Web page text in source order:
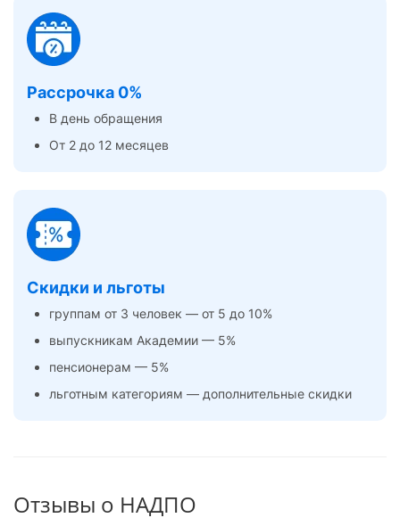
Рассрочка 0%
В день обращения
От 2 до 12 месяцев
Скидки и льготы
группам от 3 человек — от 5 до 10%
выпускникам Академии — 5%
пенсионерам — 5%
льготным категориям — дополнительные скидки
Отзывы о НАДПО